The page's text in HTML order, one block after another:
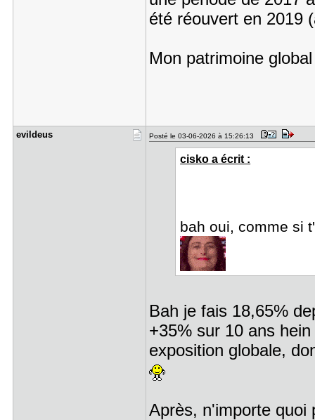
été réouvert en 2019
Mon patrimoine
evildeus Posté le 03-06-2026 à 15:26:13
cisko a écrit :
bah oui, comme si
Bah je fais 18,65%
+35% sur 10 ans
exposition globale,
Après, n'importe